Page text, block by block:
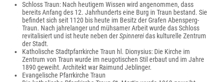
Schloss Traun: Nach heutigem Wissen wird angenommen, dass
bereits Anfang des 12. Jahrhunderts eine Burg in Traun bestand. Sie
befindet sich seit 1120 bis heute im Besitz der Grafen Abensperg-
Traun. Nach jahrelanger und mühsamer Arbeit wurde das Schloss
revitalisiert und ist heute neben derSpinnereidas kulturelle Zentrum
der Stadt.
Katholische Stadtpfarrkirche Traun hl. Dionysius: Die Kirche im
Zentrum von Traun wurde im neugotischen Stil erbaut und im Jahre
1890 geweiht. Architekt war Raimund Jeblinger.
Evangelische Pfarrkirche Traun